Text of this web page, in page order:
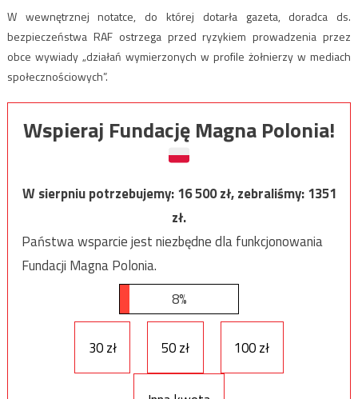
W wewnętrznej notatce, do której dotarła gazeta, doradca ds.
bezpieczeństwa RAF ostrzega przed ryzykiem prowadzenia przez
obce wywiady „działań wymierzonych w profile żołnierzy w mediach
społecznościowych”.
Wspieraj Fundację Magna Polonia!
W sierpniu potrzebujemy:16 500zł, zebraliśmy:1351
zł.
Państwa wsparcie jest niezbędne dla funkcjonowania
Fundacji Magna Polonia.
8%
30 zł 50 zł 100 zł